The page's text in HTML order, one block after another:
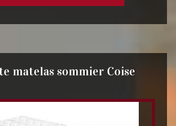
matelas sommier Coise